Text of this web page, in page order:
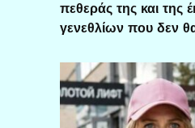
πεθεράς της και της
γενεθλίων που δεν